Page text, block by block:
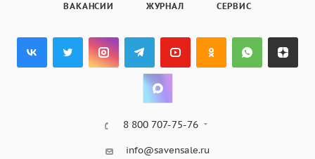
ВАКАНСИИ ЖУРНАЛ СЕРВИС
8 800 707-75-76
info@savensale.ru